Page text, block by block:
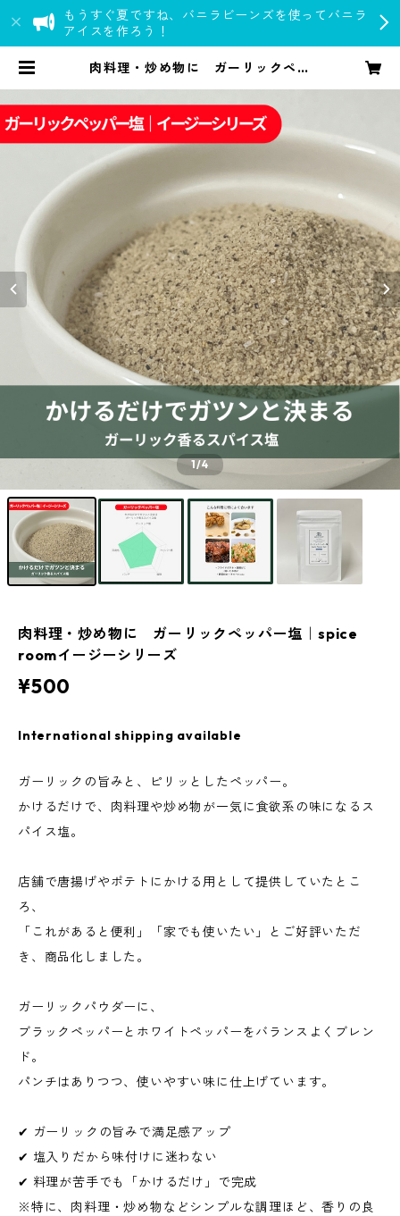
もうすぐ夏ですね、バニラビーンズを使ってバニラ
アイスを作ろう！
肉料理・炒め物に ガーリックペッ
1/4
肉料理・炒め物に ガーリックペッパー塩｜spice
roomイージーシリーズ
¥500
International shipping available
ガーリックの旨みと、ピリッとしたペッパー。
かけるだけで、肉料理や炒め物が一気に食欲系の味になるス
パイス塩。
店舗で唐揚げやポテトにかける用として提供していたとこ
ろ、
「これがあると便利」「家でも使いたい」とご好評いただ
き、商品化しました。
ガーリックパウダーに、
ブラックペッパーとホワイトペッパーをバランスよくブレン
ド。
パンチはありつつ、使いやすい味に仕上げています。
✔ ガーリックの旨みで満足感アップ
✔ 塩入りだから味付けに迷わない
✔ 料理が苦手でも「かけるだけ」で完成
※特に、肉料理・炒め物などシンプルな調理ほど、香りの良